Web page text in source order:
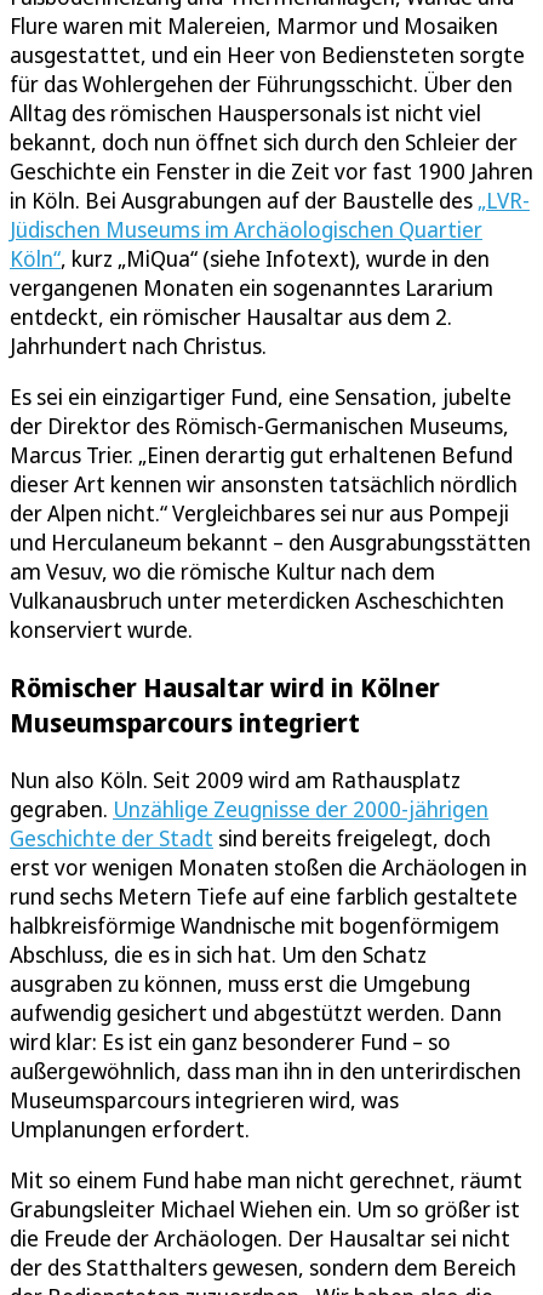
Flure waren mit Malereien, Marmor und Mosaiken
ausgestattet, und ein Heer von Bediensteten sorgte
für das Wohlergehen der Führungsschicht. Über den
Alltag des römischen Hauspersonals ist nicht viel
bekannt, doch nun öffnet sich durch den Schleier der
Geschichte ein Fenster in die Zeit vor fast 1900 Jahren
in Köln. Bei Ausgrabungen auf der Baustelle des „LVR-
Jüdischen Museums im Archäologischen Quartier
Köln“, kurz „MiQua“ (siehe Infotext), wurde in den
vergangenen Monaten ein sogenanntes Lararium
entdeckt, ein römischer Hausaltar aus dem 2.
Jahrhundert nach Christus.
Es sei ein einzigartiger Fund, eine Sensation, jubelte
der Direktor des Römisch-Germanischen Museums,
Marcus Trier. „Einen derartig gut erhaltenen Befund
dieser Art kennen wir ansonsten tatsächlich nördlich
der Alpen nicht.“ Vergleichbares sei nur aus Pompeji
und Herculaneum bekannt – den Ausgrabungsstätten
am Vesuv, wo die römische Kultur nach dem
Vulkanausbruch unter meterdicken Ascheschichten
konserviert wurde.
Römischer Hausaltar wird in Kölner
Museumsparcours integriert
Nun also Köln. Seit 2009 wird am Rathausplatz
gegraben. Unzählige Zeugnisse der 2000-jährigen
Geschichte der Stadt sind bereits freigelegt, doch
erst vor wenigen Monaten stoßen die Archäologen in
rund sechs Metern Tiefe auf eine farblich gestaltete
halbkreisförmige Wandnische mit bogenförmigem
Abschluss, die es in sich hat. Um den Schatz
ausgraben zu können, muss erst die Umgebung
aufwendig gesichert und abgestützt werden. Dann
wird klar: Es ist ein ganz besonderer Fund – so
außergewöhnlich, dass man ihn in den unterirdischen
Museumsparcours integrieren wird, was
Umplanungen erfordert.
Mit so einem Fund habe man nicht gerechnet, räumt
Grabungsleiter Michael Wiehen ein. Um so größer ist
die Freude der Archäologen. Der Hausaltar sei nicht
der des Statthalters gewesen, sondern dem Bereich